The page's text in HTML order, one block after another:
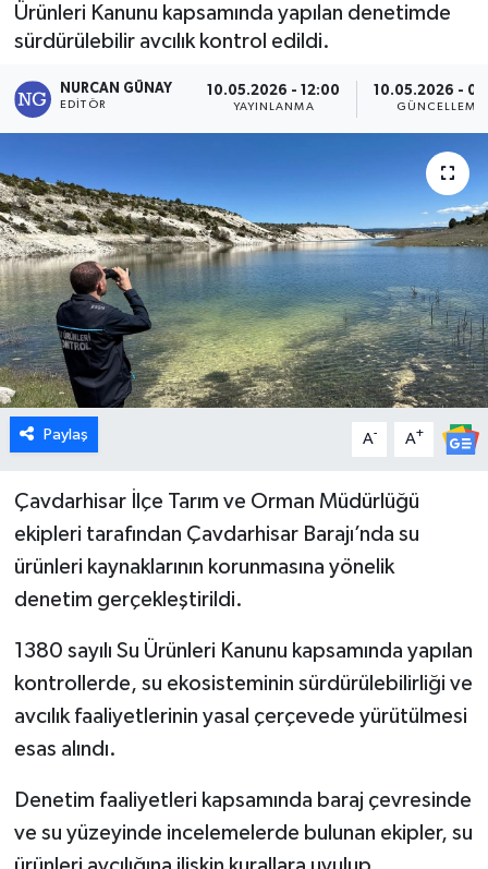
Ürünleri Kanunu kapsamında yapılan denetimde
sürdürülebilir avcılık kontrol edildi.
NURCAN GÜNAY
EDITÖR
10.05.2026 - 12:00
YAYINLANMA
10.05.2026 -
GÜNCELLEME
Paylaş A- A+
Çavdarhisar İlçe Tarım ve Orman Müdürlüğü
ekipleri tarafından Çavdarhisar Barajı’nda su
ürünleri kaynaklarının korunmasına yönelik
denetim gerçekleştirildi.
1380 sayılı Su Ürünleri Kanunu kapsamında yapılan
kontrollerde, su ekosisteminin sürdürülebilirliği ve
avcılık faaliyetlerinin yasal çerçevede yürütülmesi
esas alındı.
Denetim faaliyetleri kapsamında baraj çevresinde
ve su yüzeyinde incelemelerde bulunan ekipler, su
Dumlupınar
Dünya
Eğitim
Ekonomi
Emet
Foto Galeri
Gediz
Genel
Hisarcık
İlçeler
Köşe Yazıları
Kültür Sanat
Kütahya
Magazin
Otomobil